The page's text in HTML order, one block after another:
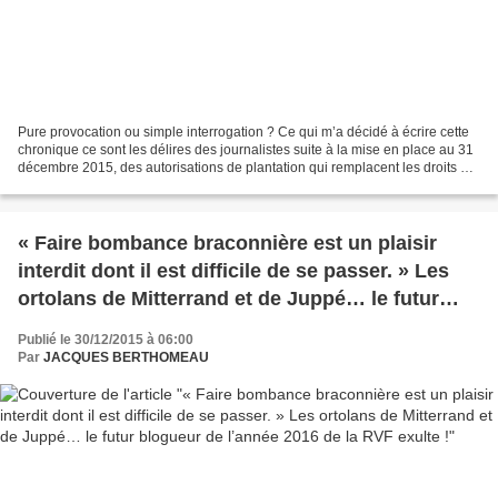
Pure provocation ou simple interrogation ? Ce qui m’a décidé à écrire cette
chronique ce sont les délires des journalistes suite à la mise en place au 31
décembre 2015, des autorisations de plantation qui remplacent les droits de
« Faire bombance braconnière est un plaisir
interdit dont il est difficile de se passer. » Les
ortolans de Mitterrand et de Juppé… le futur
Publié le 30/12/2015 à 06:00
Par JACQUES BERTHOMEAU